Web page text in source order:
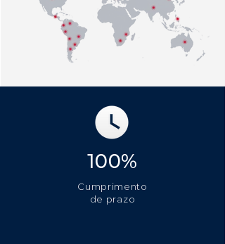
100%
Cumprimento
de prazo